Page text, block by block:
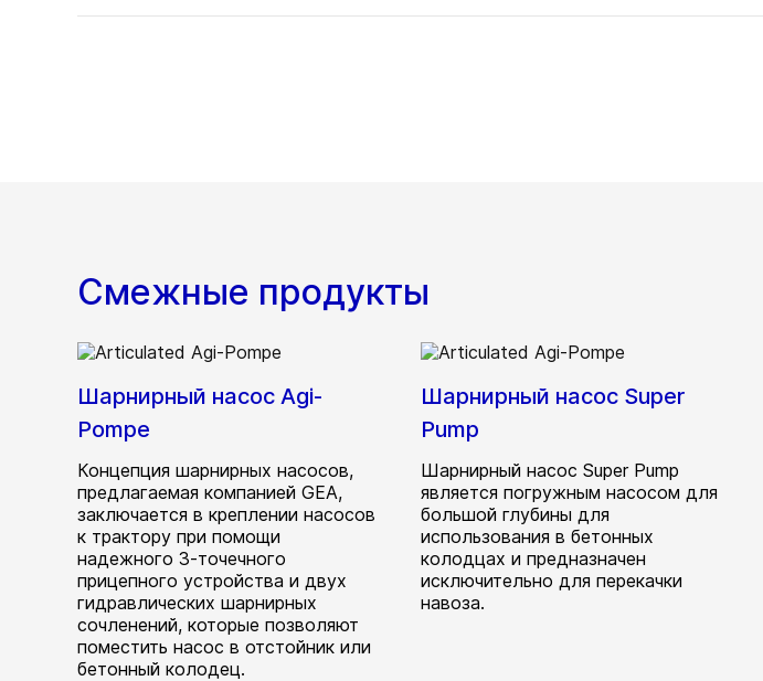
Смежные продукты
Шарнирный насос Agi-
Pompe
Концепция шарнирных насосов,
предлагаемая компанией GEA,
заключается в креплении насосов
к трактору при помощи
надежного 3-точечного
прицепного устройства и двух
гидравлических шарнирных
сочленений, которые позволяют
поместить насос в отстойник или
бетонный колодец.
Шарнирный насос Super
Pump
Шарнирный насос Super Pump
является погружным насосом для
большой глубины для
использования в бетонных
колодцах и предназначен
исключительно для перекачки
навоза.